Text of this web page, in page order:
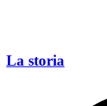
La storia